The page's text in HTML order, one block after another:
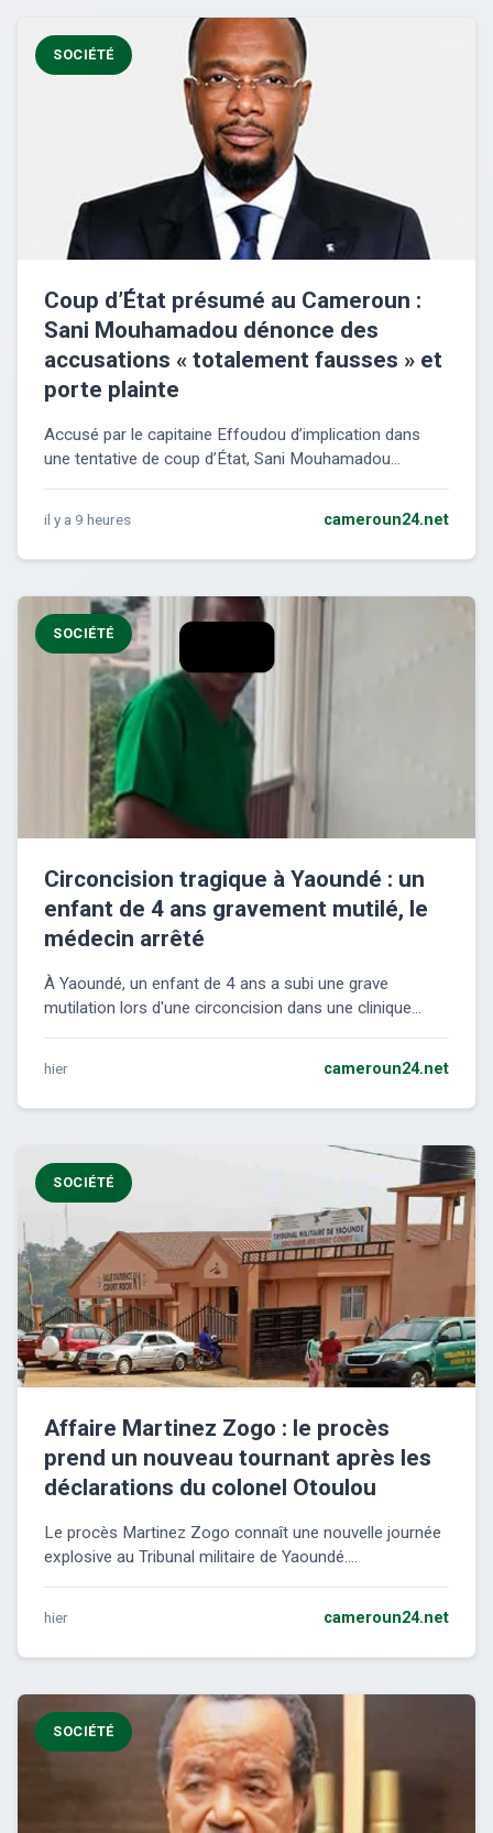
SOCIÉTÉ
Coup d’État présumé au Cameroun :
Sani Mouhamadou dénonce des
accusations « totalement fausses » et
porte plainte
Accusé par le capitaine Effoudou d’implication dans
une tentative de coup d’État, Sani Mouhamadou...
il y a 9 heures cameroun24.net
SOCIÉTÉ
Circoncision tragique à Yaoundé : un
enfant de 4 ans gravement mutilé, le
médecin arrêté
À Yaoundé, un enfant de 4 ans a subi une grave
mutilation lors d'une circoncision dans une clinique...
hier cameroun24.net
SOCIÉTÉ
Affaire Martinez Zogo : le procès
prend un nouveau tournant après les
déclarations du colonel Otoulou
Le procès Martinez Zogo connaît une nouvelle journée
explosive au Tribunal militaire de Yaoundé....
hier cameroun24.net
SOCIÉTÉ